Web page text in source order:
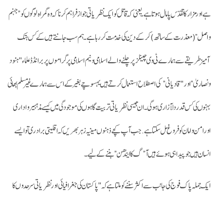
ہےاورمزار کا تقدّس پامال ہوتا ہے۔ یعنی کہ قاتل کو ایک نظریاتی جواز فراہم کرنا کہ وہ گمراہ لوگوں کو”جہنم
واصل” (معذرت کے ساتھ) کر کے دین کی خدمت کر رہا ہے۔ ہم سب جانتے ہیں کے کس ہتک
آمیز طریقے سےہمارے ٹی وی چینلز پر چلنے والے اسلامی و نیم اسلامی پرگراموں پر برانڈڈ علماء "ہنود
و نصاریٰ” اور "قادیانی” کی اصطلاح استعمال کرتے ہیں یہسوچے بغیر کے اس سے ہمارے غیرمسلم بھائی
بہنوں کی کس قدر دلآزاری ہوگی۔ ان جیسی نظریاتی تربیت گاہوں کی موجودگی میں کیسے مذہبیرواداری
اور امن و امان کو فروغ مل سکتا ہے. جب آپ کچے ذہنوں میںیہ زہر بھریں کہ اقلیتی برادری توایسے
انسان ہیں جو پیدا ہی ہوئے ہیں آ”گ کا ایندھن” بننے کے لیے۔
ایک جملہ پاک فوج کی جانب سے اکثر سننے کو ملتا ہے کہ "پاکستان کی جغرافیائی اور نظریاتی سرحدوں کا